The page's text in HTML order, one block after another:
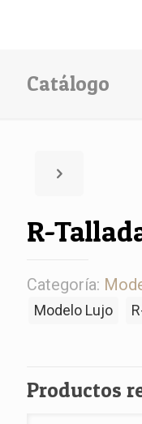
Catálogo
R-
Categoría:
Modelo Lujo
Productos